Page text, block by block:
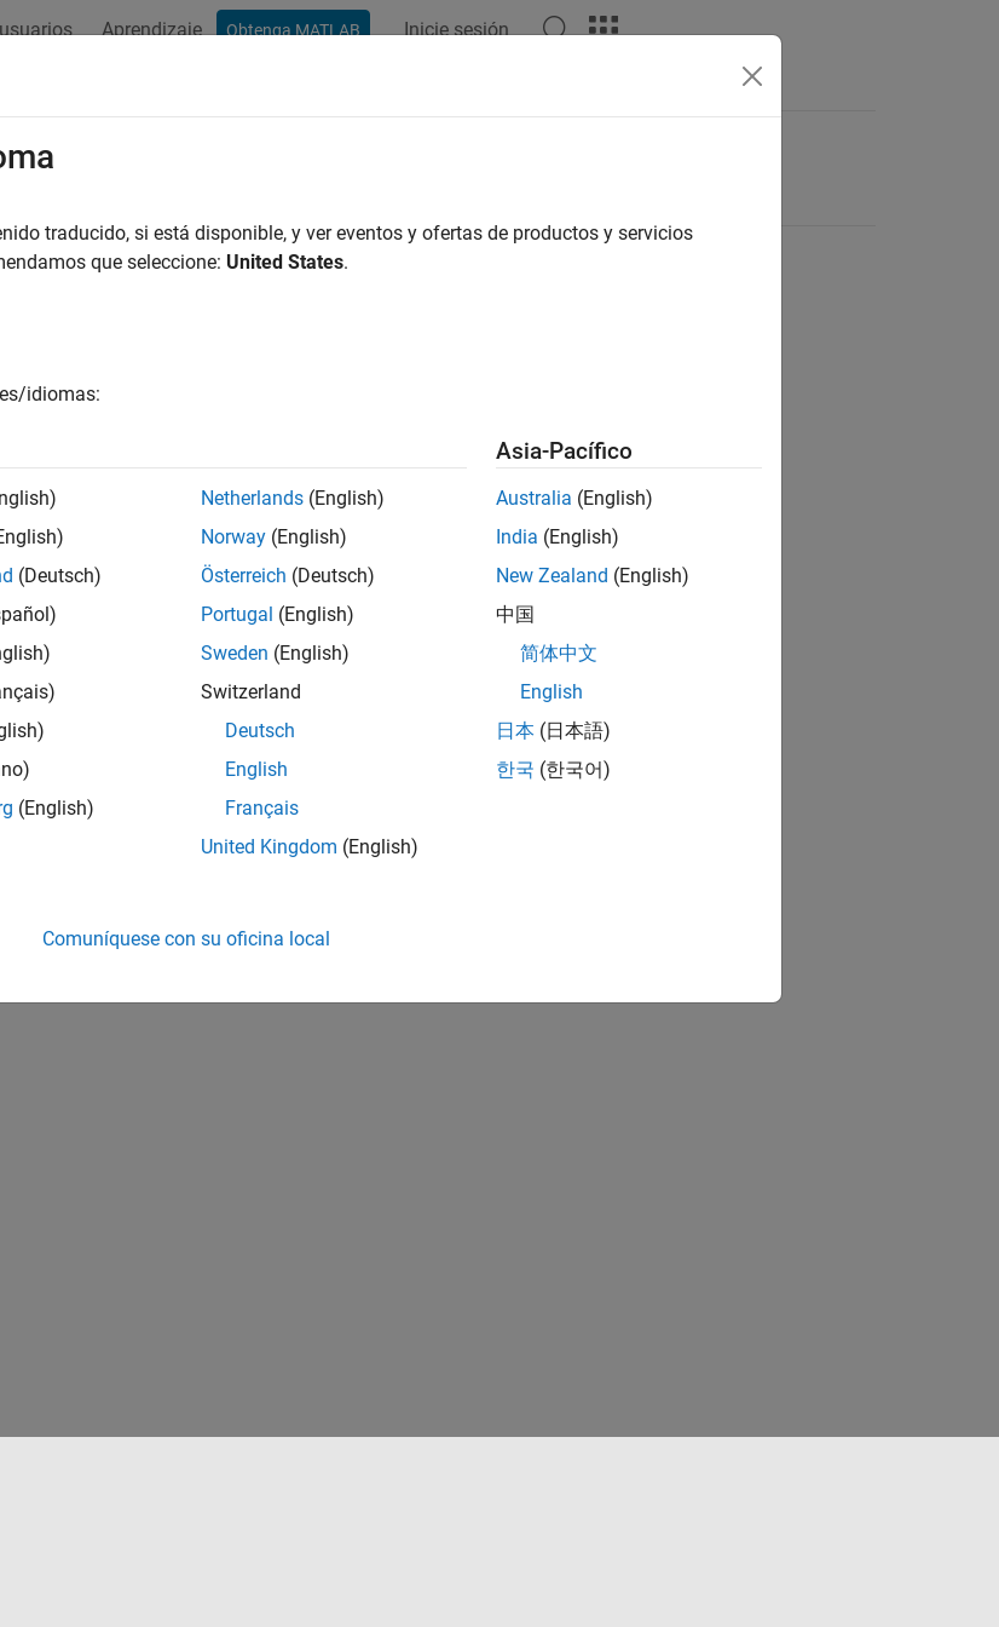
Aprendizaje Obtenga MATLAB Inicie sesión
traducido, si está disponible, y ver eventos y ofertas de productos y servicios
que seleccione: United States.
idiomas:
(Deutsch)
(English)
Netherlands (English)
Norway (English)
Österreich (Deutsch)
Portugal (English)
Sweden (English)
Switzerland
Deutsch
English
Français
United Kingdom (English)
Asia-Pacífico
Australia (English)
India (English)
New Zealand (English)
中国
简体中文
English
日本 (日本語)
한국 (한국어)
Comuníquese con su oficina local